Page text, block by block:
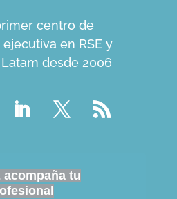
centro de
en RSE y
desde 2006
acompaña tu